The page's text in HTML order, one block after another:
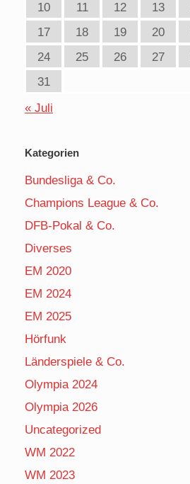
10
11 12 13
17
18 19 20
24
25 26 27
31
« Juli
Kategorien
Bundesliga & Co.
Champions League & Co.
DFB-Pokal & Co.
Diverses
EM 2020
EM 2024
EM 2025
Hörfunk
Länderspiele & Co.
Olympia 2024
Olympia 2026
Uncategorized
WM 2022
WM 2023